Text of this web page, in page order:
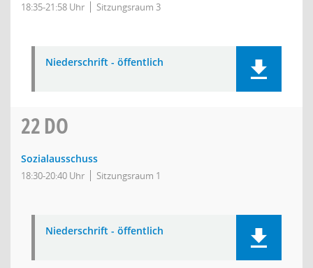
18:35-21:58 Uhr Sitzungsraum 3
Niederschrift - öffentlich
22DO
Sozialausschuss
18:30-20:40 Uhr Sitzungsraum 1
Niederschrift - öffentlich